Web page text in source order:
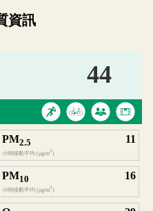
覺預覽，完整即時空